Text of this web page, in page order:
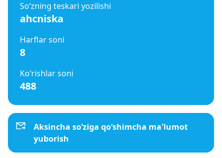
So‘zning teskari yozilishi
ahcniska
Harflar soni
8
Ko‘rishlar soni
488
Aksincha so‘ziga qo‘shimcha ma'lumot
yuborish